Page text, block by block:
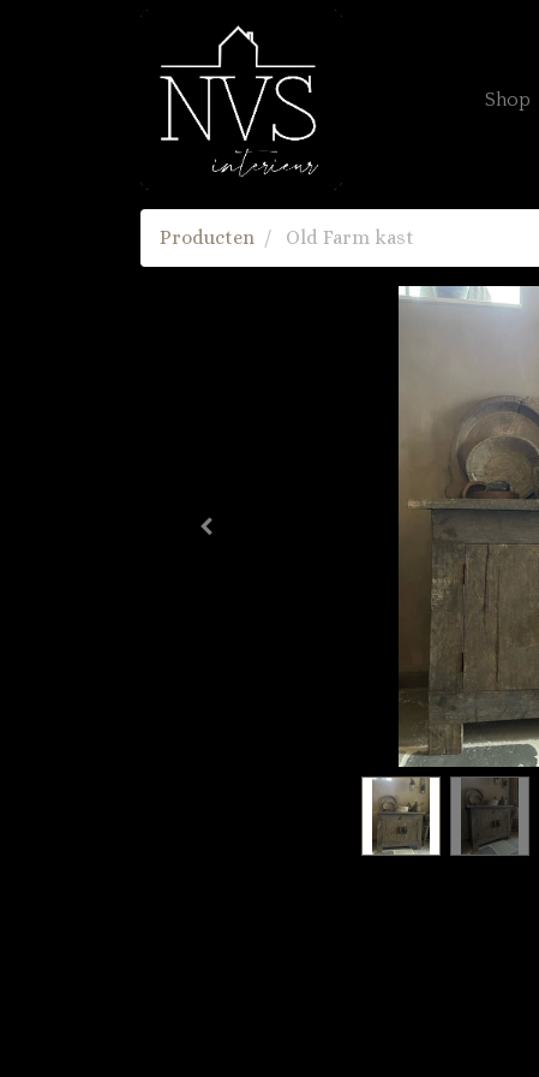
Shop
Producten Old Farm kast